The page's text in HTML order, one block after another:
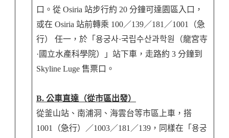
口。從 Osiria 站步行約 20 分鐘可達園區入口，
或在 Osiria 站前轉乘 100／139／181／1001（急
行） 任一，於「용궁사·국립수산과학원（龍宮寺
·國立水產科學院）」站下車，走路約 3 分鐘到
Skyline Luge 售票口。
B. 公車直達（從市區出發）
從釜山站、南浦洞、海雲台等市區上車，搭
1001（急行）／1003／181／139，同樣在「용궁